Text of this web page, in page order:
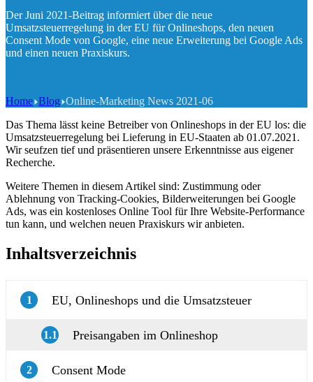
Der Juni 2021-Beitrag informiert über die neue
Umsatzsteuerregelung in der EU für Onlineshops, den neuen
Consent Mode von Google, eine neue Erweiterung bei Google Ads
und einen neuen Praxiskurs.
Home Blog Online-Marketing News 2021-06
Das Thema lässt keine Betreiber von Onlineshops in der EU los: die
Umsatzsteuerregelung bei Lieferung in EU-Staaten ab 01.07.2021.
Wir seufzen tief und präsentieren unsere Erkenntnisse aus eigener
Recherche.
Weitere Themen in diesem Artikel sind: Zustimmung oder
Ablehnung von Tracking-Cookies, Bilderweiterungen bei Google
Ads, was ein kostenloses Online Tool für Ihre Website-Performance
tun kann, und welchen neuen Praxiskurs wir anbieten.
Inhaltsverzeichnis
1 EU, Onlineshops und die Umsatzsteuer
1.1 Preisangaben im Onlineshop
2 Consent Mode